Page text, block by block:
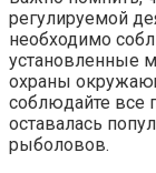
регулируемой
необходимо
установленные
охраны
соблюдайте все
оставалась
рыболовов.